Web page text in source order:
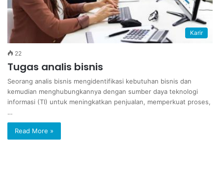
Karir
22
Tugas analis bisnis
Seorang analis bisnis mengidentifikasi kebutuhan bisnis dan
kemudian menghubungkannya dengan sumber daya teknologi
informasi (TI) untuk meningkatkan penjualan, memperkuat proses,
…
Read More »